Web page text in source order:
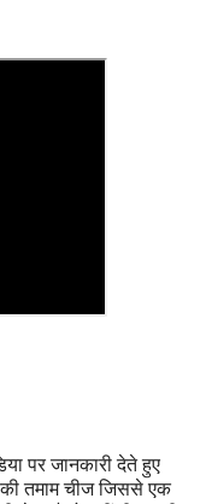
पर जानकारी देते हुए
तमाम चीज जिससे एक